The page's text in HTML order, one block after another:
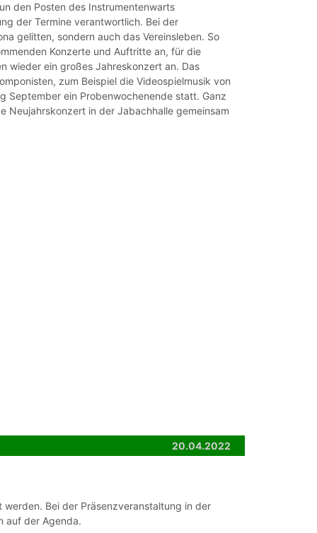
den Posten des Instrumentenwarts
der Termine verantwortlich. Bei der
gelitten, sondern auch das Vereinsleben. So
Konzerte und Auftritte an, für die
wieder ein großes Jahreskonzert an. Das
zum Beispiel die Videospielmusik von
September ein Probenwochenende statt. Ganz
Neujahrskonzert in der Jabachhalle gemeinsam
20.04.2022
Bei der Präsenzveranstaltung in der
auf der Agenda.